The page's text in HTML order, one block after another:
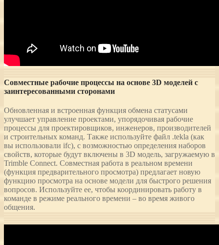
Совместные рабочие процессы на основе 3D моделей с
заинтересованными сторонами
Обновленная и встроенная функция обмена статусами
улучшает управление проектами, упорядочивая рабочие
процессы для проектировщиков, инженеров, производителей
и строительных команд. Также используйте файл .tekla (как
вы использовали ifc), с возможностью определения наборов
свойств, которые будут включены в 3D модель, загружаемую в
Trimble Connect. Совместная работа в реальном времени
(функция предварительного просмотра) предлагает новую
функцию просмотра на основе модели для быстрого решения
вопросов. Используйте ее, чтобы координировать работу в
команде в режиме реального времени – во время живого
общения.